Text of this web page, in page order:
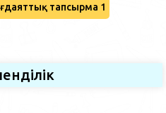
тапсырма 1